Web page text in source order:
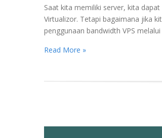
Saat kita memiliki server, kita
Virtualizor. Tetapi bagaimana jika
penggunaan bandwidth VPS
Read More »